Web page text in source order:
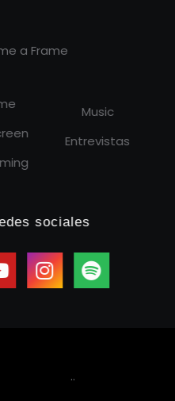
a Frame
Music
Entrevistas
sociales
..